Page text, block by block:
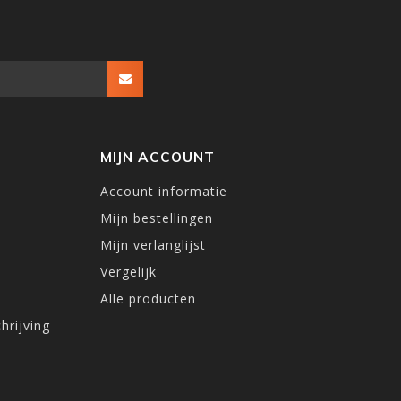
MIJN ACCOUNT
Account informatie
Mijn bestellingen
Mijn verlanglijst
Vergelijk
Alle producten